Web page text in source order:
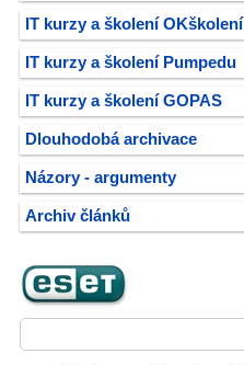
IT kurzy a školení OKškolení
IT kurzy a školení Pumpedu
IT kurzy a školení GOPAS
Dlouhodobá archivace
Názory - argumenty
Archiv článků